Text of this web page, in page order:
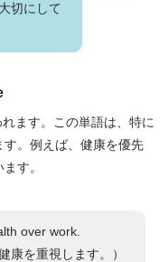
切にして
ます。この単語は、特に
。例えば、健康を優先
す。
over work.
康を重視します。）